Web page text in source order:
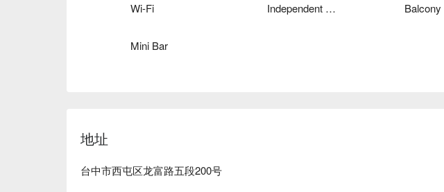
Wi-Fi Independent Garage Balcony
Mini Bar
地址
台中市西屯区龙富路五段200号